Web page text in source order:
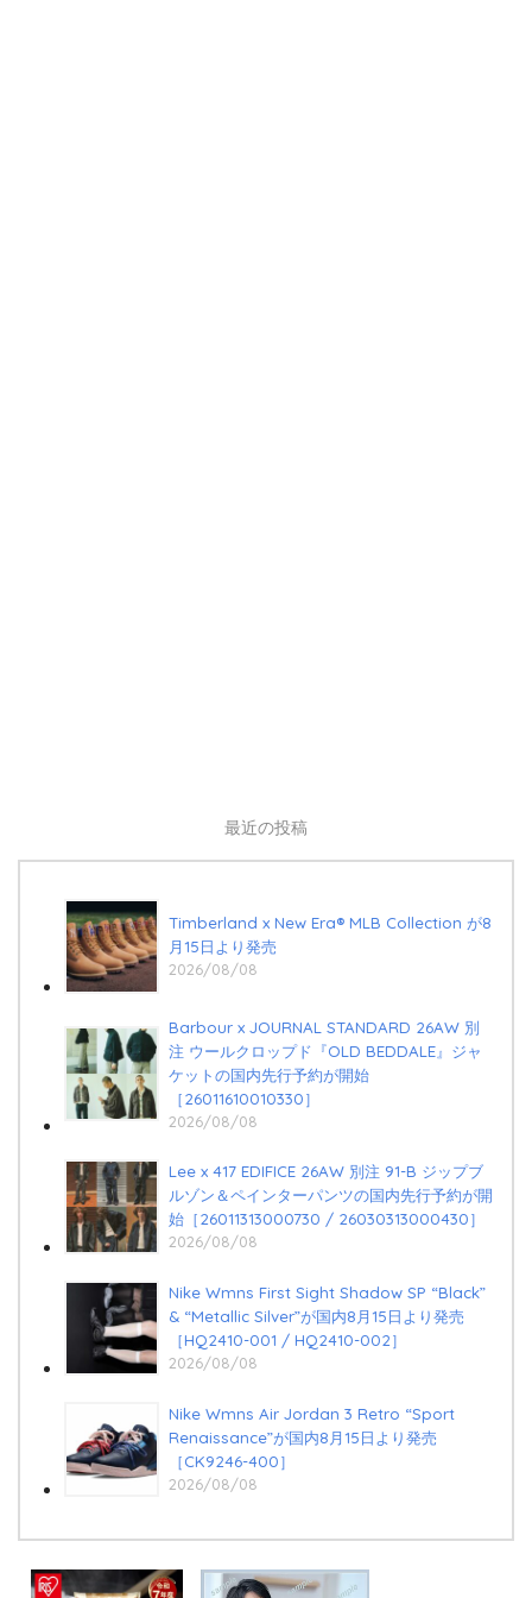
最近の投稿
Timberland x New Era®︎ MLB Collection が8
月15日より発売
2026/08/08
Barbour x JOURNAL STANDARD 26AW 別
注 ウールクロップド『OLD BEDDALE』ジャ
ケットの国内先行予約が開始
［26011610010330］
2026/08/08
Lee x 417 EDIFICE 26AW 別注 91-B ジップブ
ルゾン＆ペインターパンツの国内先行予約が開
始［26011313000730 / 26030313000430］
2026/08/08
Nike Wmns First Sight Shadow SP “Black”
& “Metallic Silver”が国内8月15日より発売
［HQ2410-001 / HQ2410-002］
2026/08/08
Nike Wmns Air Jordan 3 Retro “Sport
Renaissance”が国内8月15日より発売
［CK9246-400］
2026/08/08